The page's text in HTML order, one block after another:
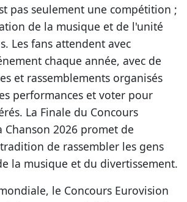
pas seulement une compétition ;
de la musique et de l'unité
Les fans attendent avec
chaque année, avec de
et rassemblements organisés
performances et voter pour
La Finale du Concours
Chanson 2026 promet de
de rassembler les gens
la musique et du divertissement.
le Concours Eurovision